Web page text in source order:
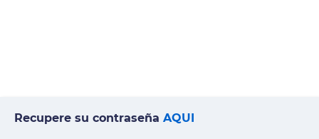
Recupere su contraseña AQUI